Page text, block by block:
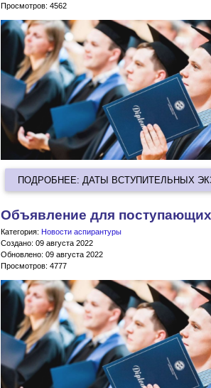
Просмотров: 4562
ПОДРОБНЕЕ: ДАТЫ ВСТУПИТЕЛЬНЫХ
Объявление для
Категория: Новости аспирантуры
Создано: 09 августа 2022
Обновлено: 09 августа 2022
Просмотров: 4777